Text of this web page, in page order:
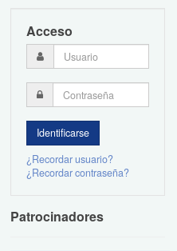
Acceso
¿Recordar usuario?
¿Recordar contraseña?
Patrocinadores